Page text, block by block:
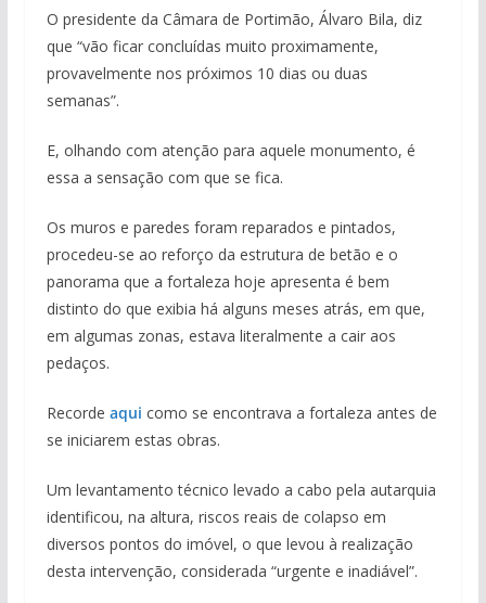
O presidente da Câmara de Portimão, Álvaro Bila, diz
que “vão ficar concluídas muito proximamente,
provavelmente nos próximos 10 dias ou duas
semanas”.
E, olhando com atenção para aquele monumento, é
essa a sensação com que se fica.
Os muros e paredes foram reparados e pintados,
procedeu-se ao reforço da estrutura de betão e o
panorama que a fortaleza hoje apresenta é bem
distinto do que exibia há alguns meses atrás, em que,
em algumas zonas, estava literalmente a cair aos
pedaços.
Recorde aqui como se encontrava a fortaleza antes de
se iniciarem estas obras.
Um levantamento técnico levado a cabo pela autarquia
identificou, na altura, riscos reais de colapso em
diversos pontos do imóvel, o que levou à realização
desta intervenção, considerada “urgente e inadiável”.